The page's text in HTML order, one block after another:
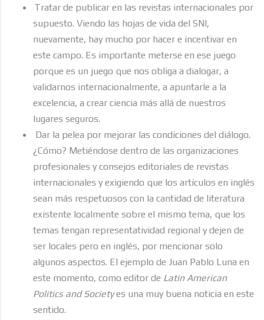
Tratar de publicar en las revistas internacionales por
supuesto. Viendo las hojas de vida del SNI,
nuevamente, hay mucho por hacer e incentivar en
este campo. Es importante meterse en ese juego
porque es un juego que nos obliga a dialogar, a
validarnos internacionalmente, a apuntarle a la
excelencia, a crear ciencia más allá de nuestros
lugares seguros.
Dar la pelea por mejorar las condiciones del diálogo.
¿Cómo? Metiéndose dentro de las organizaciones
profesionales y consejos editoriales de revistas
internacionales y exigiendo que los artículos en inglés
sean más respetuosos con la cantidad de literatura
existente localmente sobre el mismo tema, que los
temas tengan representatividad regional y dejen de
ser locales pero en inglés, por mencionar solo
algunos aspectos. El ejemplo de Juan Pablo Luna en
este momento, como editor de Latin American
Politics and Societyes una muy buena noticia en este
sentido.